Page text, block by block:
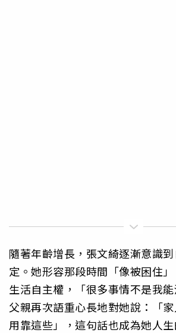
隨著年齡增長，張文綺逐漸意識
定。她形容那段時間「像被困住
生活自主權，「很多事情不是我
父親再次語重心長地對她說：「
用靠這些」，這句話也成為她人生